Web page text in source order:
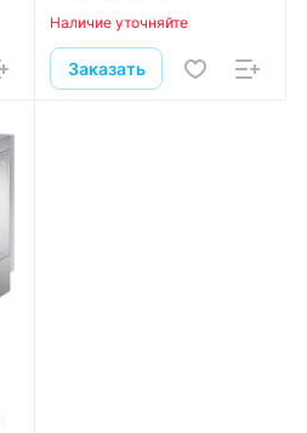
Наличие уточняйте
Заказать